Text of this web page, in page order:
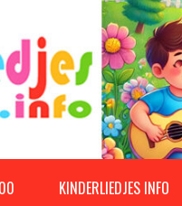
KINDERLIEDJES INFO